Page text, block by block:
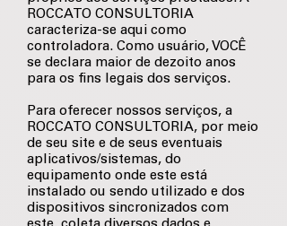
ROCCATO CONSULTORIA
caracteriza-se aqui como
controladora. Como usuário, VOCÊ
se declara maior de dezoito anos
para os fins legais dos serviços.
Para oferecer nossos serviços, a
ROCCATO CONSULTORIA, por meio
de seu site e de seus eventuais
aplicativos/sistemas, do
equipamento onde este está
instalado ou sendo utilizado e dos
dispositivos sincronizados com